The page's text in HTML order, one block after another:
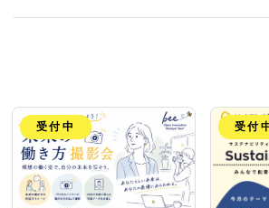
受付中 受付